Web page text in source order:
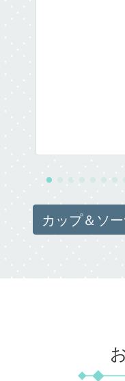
カップ＆ソ